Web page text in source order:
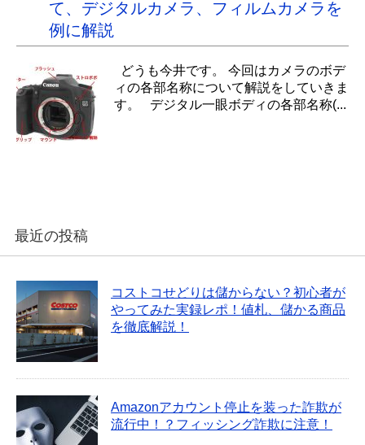
て、デジタルカメラ、フィルムカメラを
例に解説
どうも今井です。 今回はカメラのボデ
ィの各部名称について解説をしていきま
す。 デジタル一眼ボディの各部名称(...
最近の投稿
コストコせどりは儲からない？初心者が
やってみた実録レポ！値札、儲かる商品
を徹底解説！
Amazonアカウント停止を装った詐欺が
流行中！？フィッシング詐欺に注意！